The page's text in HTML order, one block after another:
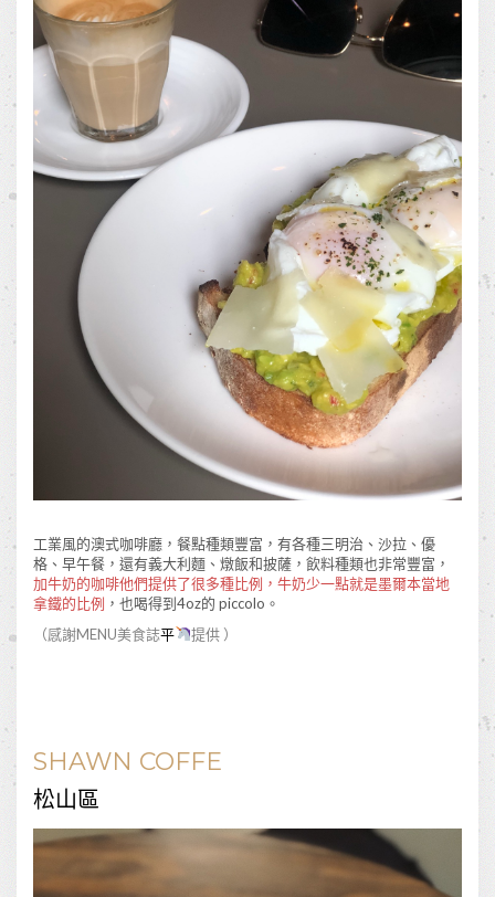
工業風的澳式咖啡廳，餐點種類豐富，有各種三明治、沙拉、優
格、早午餐，還有義大利麵、燉飯和披薩，飲料種類也非常豐富，
加牛奶的咖啡他們提供了很多種比例，牛奶少一點就是墨爾本當地
拿鐵的比例 ，也喝得到4oz的 piccolo。
（感謝MENU美食誌平 提供 ）
SHAWN COFFE
松山區